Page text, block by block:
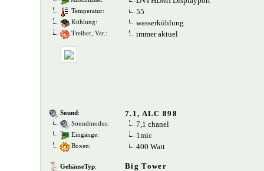
Temperatur: 55
Kühlung: wasserkühlung
Treiber, Ver.: immer aktuel
Sound: 7.1, ALC 898
Soundmodus: 7,1 chanel
Eingänge: 1mic
Boxen: 400 Watt
GehäuseTyp: Big Tower